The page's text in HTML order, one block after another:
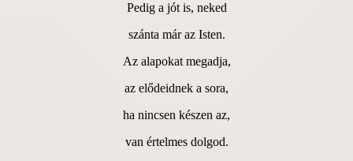
Pedig a jót is, neked
szánta már az Isten.
Az alapokat megadja,
az elődeidnek a sora,
ha nincsen készen az,
van értelmes dolgod.